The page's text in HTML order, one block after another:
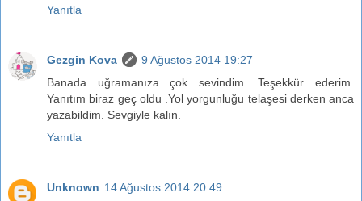
Yanıtla
Gezgin Kova
9 Ağustos 2014 19:27
Banada uğramanıza çok sevindim. Teşekkür ederim.
Yanıtım biraz geç oldu .Yol yorgunluğu telaşesi derken anca
yazabildim. Sevgiyle kalın.
Yanıtla
Unknown 14 Ağustos 2014 20:49